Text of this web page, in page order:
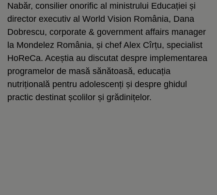
Nabăr, consilier onorific al ministrului Educației și
director executiv al World Vision România, Dana
Dobrescu, corporate & government affairs manager
la Mondelez România, și chef Alex Cîrțu, specialist
HoReCa. Aceștia au discutat despre implementarea
programelor de masă sănătoasă, educația
nutrițională pentru adolescenți și despre ghidul
practic destinat școlilor și grădinițelor.